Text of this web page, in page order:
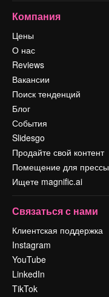
Компания
Цены
О нас
Reviews
Вакансии
Поиск тенденций
Блог
События
Slidesgo
Продайте свой контент
Помещение для прессы
Ищете magnific.ai
Связаться с нами
Клиентская поддержка
Instagram
YouTube
LinkedIn
TikTok